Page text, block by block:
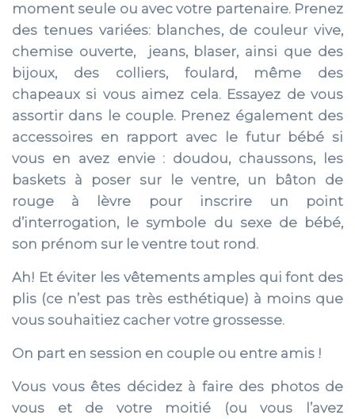
moment seule ou avec votre partenaire. Prenez
des tenues variées: blanches, de couleur vive,
chemise ouverte, jeans, blaser, ainsi que des
bijoux, des colliers, foulard, même des
chapeaux si vous aimez cela. Essayez de vous
assortir dans le couple. Prenez également des
accessoires en rapport avec le futur bébé si
vous en avez envie : doudou, chaussons, les
baskets à poser sur le ventre, un bâton de
rouge à lèvre pour inscrire un point
d’interrogation, le symbole du sexe de bébé,
son prénom sur le ventre tout rond.
Ah! Et éviter les vêtements amples qui font des
plis (ce n’est pas très esthétique) à moins que
vous souhaitiez cacher votre grossesse.
On part en session en couple ou entre amis !
Vous vous êtes décidez à faire des photos de
vous et de votre moitié (ou vous l’avez